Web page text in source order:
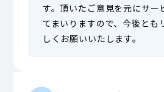
す。頂いたご意見を元にサー
てまいりますので、今後とも
しくお願いいたします。